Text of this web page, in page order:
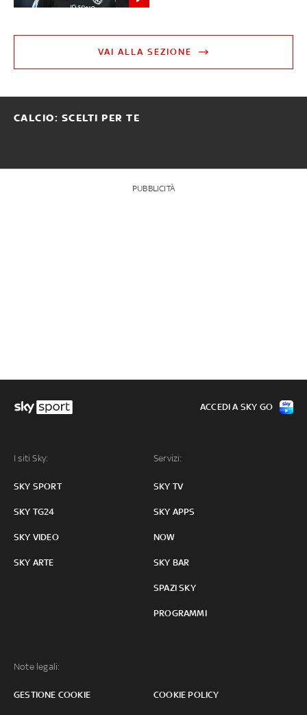
VAI ALLA SEZIONE
CALCIO: SCELTI PER TE
PUBBLICITÀ
I siti Sky:
SKY SPORT
SKY TG24
SKY VIDEO
SKY ARTE
Servizi:
SKY TV
SKY APPS
NOW
SKY BAR
SPAZI SKY
PROGRAMMI
Note legali:
GESTIONE COOKIE COOKIE POLICY
ACCEDI A SKY GO